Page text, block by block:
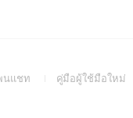
นแชท
(Openคู่มือผู้ใช้มือใหม่